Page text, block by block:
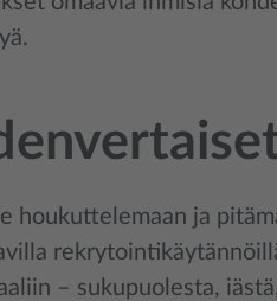
houkuttelemaan ja
– sukupuolesta,